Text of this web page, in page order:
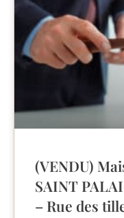
(VENDU)
SAINT
– Rue des